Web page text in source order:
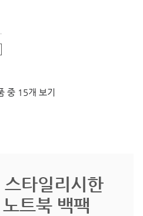
중 15개 보기
타일리시한
트북 백팩